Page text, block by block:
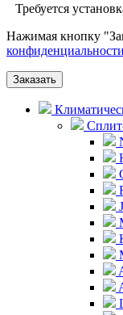
Требуется
Нажимая кнопку
конфиденциальности
Заказать